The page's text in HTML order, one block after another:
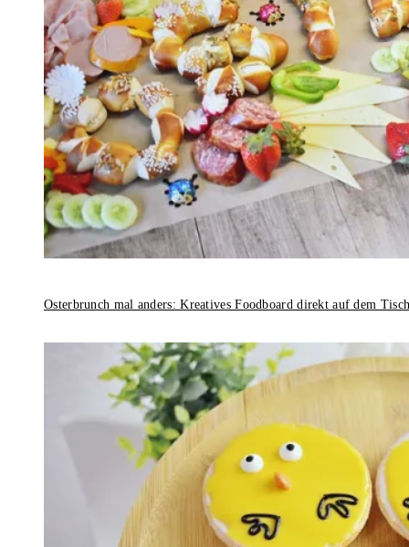
Osterbrunch mal anders: Kreatives Foodboard direkt auf dem